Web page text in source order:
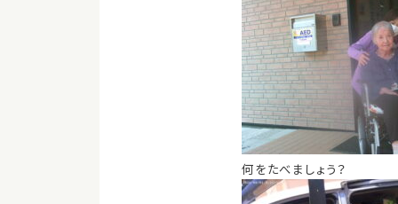
何をたべましょう？